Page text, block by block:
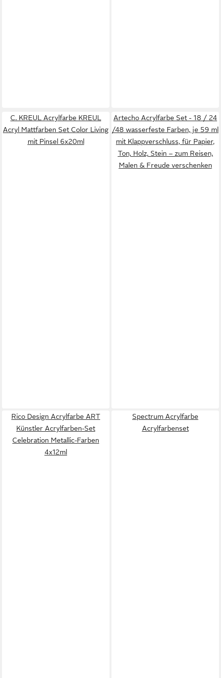
C. KREUL Acrylfarbe KREUL
Acryl Mattfarben Set Color Living
mit Pinsel 6x20ml
Artecho Acrylfarbe Set - 18 / 24
/48 wasserfeste Farben, je 59 ml
mit Klappverschluss, für Papier,
Ton, Holz, Stein – zum Reisen,
Malen & Freude verschenken
Rico Design Acrylfarbe ART
Künstler Acrylfarben-Set
Celebration Metallic-Farben
4x12ml
Spectrum Acrylfarbe
Acrylfarbenset